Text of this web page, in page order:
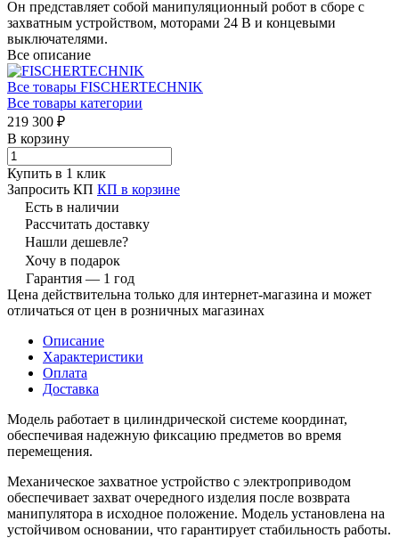
Он представляет собой манипуляционный робот в сборе с
захватным устройством, моторами 24 В и концевыми
выключателями.
Все описание
Все товары FISCHERTECHNIK
Все товары категории
219 300 ₽
В корзину
Купить в 1 клик
Запросить КП КП в корзине
Есть в наличии
Рассчитать доставку
Нашли дешевле?
Хочу в подарок
Гарантия — 1 год
Цена действительна только для интернет-магазина и может
отличаться от цен в розничных магазинах
Описание
Характеристики
Оплата
Доставка
Модель работает в цилиндрической системе координат,
обеспечивая надежную фиксацию предметов во время
перемещения.
Механическое захватное устройство с электроприводом
обеспечивает захват очередного изделия после возврата
манипулятора в исходное положение. Модель установлена на
устойчивом основании, что гарантирует стабильность работы.